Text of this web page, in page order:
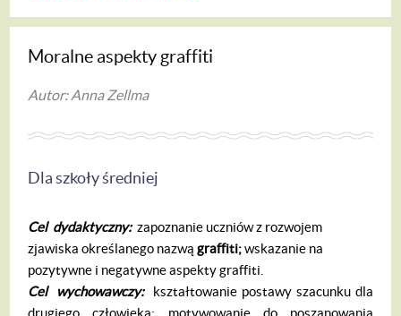
Moralne aspekty graffiti
Autor: Anna Zellma
Dla szkoły średniej
Cel dydaktyczny:zapoznanie uczniów z rozwojem
zjawiska określanego nazwągraffiti;wskazanie na
pozytywne i negatywne aspekty graffiti.
Cel wychowawczy:kształtowanie postawy szacunku dla
drugiego człowieka; motywowanie do poszanowania